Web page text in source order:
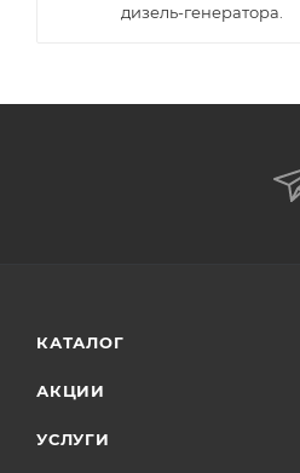
дизель-генератора.
КАТАЛОГ
АКЦИИ
УСЛУГИ